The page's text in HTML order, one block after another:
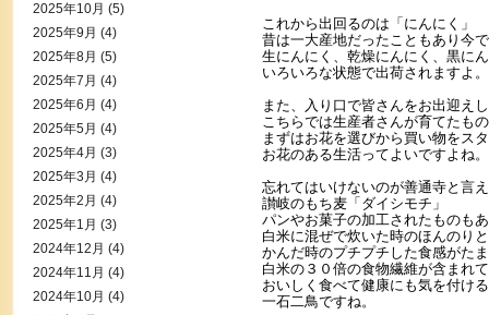
これから出回るのは「にんにく」
昔は一大産地だったこともあり今
生にんにく、乾燥にんにく、黒に
いろいろな状態で出荷されますよ。
また、入り口で皆さんをお出迎え
こちらでは生産者さんが育てたも
まずはお花を選びから買い物をス
お花のある生活ってよいですよね。
忘れてはいけないのが善通寺と言
讃岐のもち麦「ダイシモチ」
パンやお菓子の加工されたものも
白米に混ぜで炊いた時のほんのり
かんだ時のプチプチした食感がた
白米の３０倍の食物繊維が含まれ
おいしく食べて健康にも気を付け
一石二鳥ですね。
2025年10月 (5)
2025年9月 (4)
2025年8月 (5)
2025年7月 (4)
2025年6月 (4)
2025年5月 (4)
2025年4月 (3)
2025年3月 (4)
2025年2月 (4)
2025年1月 (3)
2024年12月 (4)
2024年11月 (4)
2024年10月 (4)